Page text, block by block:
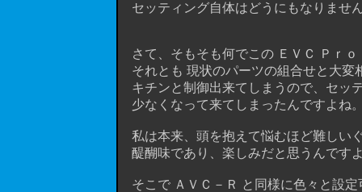
セッティング自体はどうにもなりませ
さて、そもそも何でこの ＥＶＣ Ｐｒｏ
それとも 現状のパーツの組合せと大変
キチンと制御出来てしまうので、セッ
少なくなって来てしまったんですよね
私は本来、頭を抱えて悩むほど難しい
醍醐味であり、楽しみだと思うんです
そこで ＡＶＣ－Ｒ と同様に色々と設